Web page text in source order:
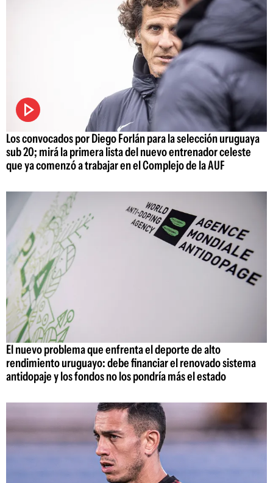
Los convocados por Diego Forlán para la selección uruguaya
sub 20; mirá la primera lista del nuevo entrenador celeste
que ya comenzó a trabajar en el Complejo de la AUF
El nuevo problema que enfrenta el deporte de alto
rendimiento uruguayo: debe financiar el renovado sistema
antidopaje y los fondos no los pondría más el estado